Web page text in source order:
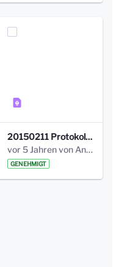
20150211 Protokoll Bismarckplatz_Jugend_02b.pdf
vor 5 Jahren von Anni Schlumberger
GENEHMIGT